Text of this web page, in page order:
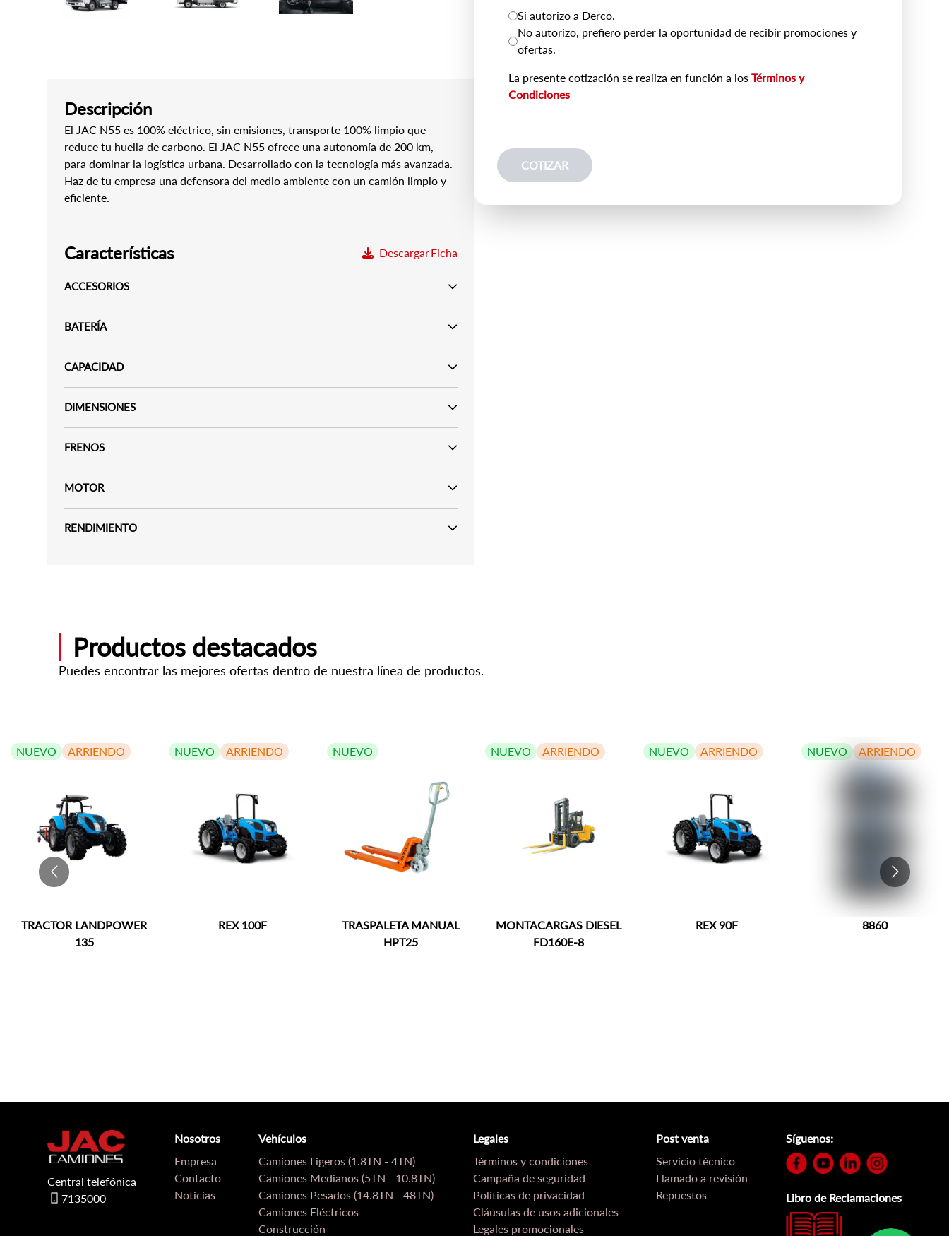
Descripción
El JAC N55 es 100% eléctrico, sin emisiones, transporte 100% limpio que
reduce tu huella de carbono. El JAC N55 ofrece una autonomía de 200 km,
para dominar la logística urbana. Desarrollado con la tecnología más avanzada.
Haz de tu empresa una defensora del medio ambiente con un camión limpio y
eficiente.
Características DescargarFicha
ACCESORIOS
BATERÍA
CAPACIDAD
DIMENSIONES
FRENOS
MOTOR
RENDIMIENTO
Si autorizo a Derco.
No autorizo, prefiero perder la oportunidad de recibir promociones y
ofertas.
La presente cotización se realiza en función a los Términos y
Condiciones
COTIZAR
Productos destacados
Puedes encontrar las mejores ofertas dentro de nuestra línea de productos.
TRACTOR LANDPOWER
135
NUEVO ARRIENDO
REX 100F
NUEVO ARRIENDO
TRASPALETA MANUAL
HPT25
NUEVO
MONTACARGAS DIESEL
FD160E-8
NUEVO ARRIENDO
REX 90F
NUEVO ARRIENDO
8860
NUEVO ARRIENDO
Central telefónica
7135000
Nosotros
Empresa
Contacto
Noticias
Vehículos
Camiones Ligeros (1.8TN - 4TN)
Camiones Medianos (5TN - 10.8TN)
Camiones Pesados (14.8TN - 48TN)
Camiones Eléctricos
Construcción
Legales
Términos y condiciones
Campaña de seguridad
Políticas de privacidad
Cláusulas de usos adicionales
Legales promocionales
Post venta
Servicio técnico
Llamado a revisión
Repuestos
Síguenos:
Libro de Reclamaciones